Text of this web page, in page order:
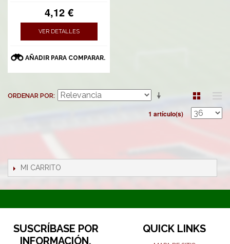
4,12 €
VER DETALLES
AÑADIR PARA COMPARAR.
ORDENAR POR
1 artículo(s)
MI CARRITO
SUSCRÍBASE POR
INFORMACIÓN,
QUICK LINKS